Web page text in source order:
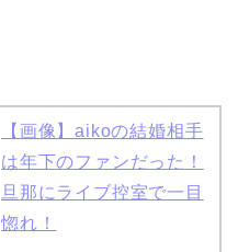
【画像】aikoの結婚相手
は年下のファンだった！
旦那にライブ控室で一目
惚れ！